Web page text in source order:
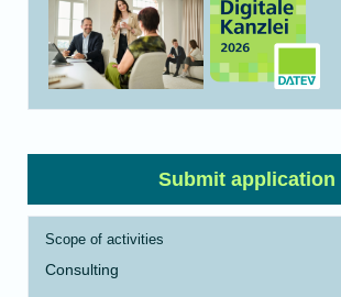
Submit application
Scope of activities
Consulting